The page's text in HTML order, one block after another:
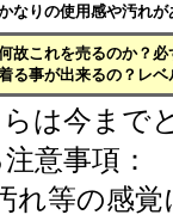
なりの使用感や汚れが
故これを売るのか？必
る事が出来るの？レベ
は今まで
意事項
れ等の感